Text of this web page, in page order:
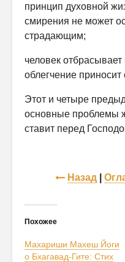
принцип духовной
смирения не может
страдающим;
человек отбрасывает
облегчение
Этот и четыре
основные проблемы
ставит перед
Назад
Похожее
Махариши Махеш Йоги
о Бхагавад-Гите: Стих